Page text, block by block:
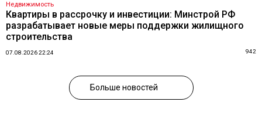
Недвижимость
Квартиры в рассрочку и инвестиции: Минстрой РФ
разрабатывает новые меры поддержки жилищного
строительства
07.08.2026 22:24 942
Больше новостей